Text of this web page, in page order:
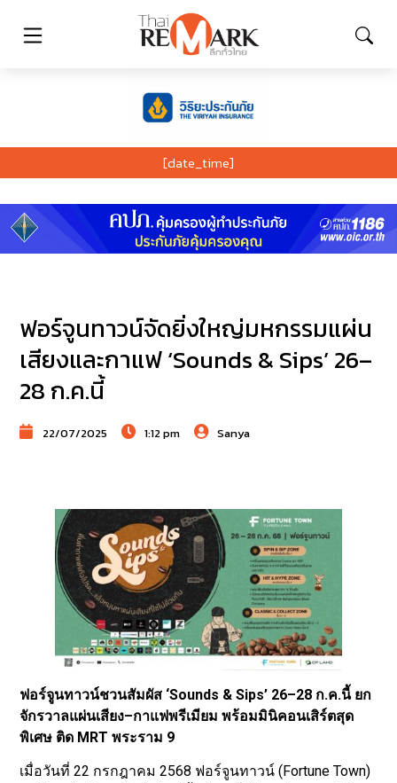
[date_time]
ฟอร์จูนทาวน์จัดยิ่งใหญ่มหกรรมแผ่น
เสียงและกาแฟ ‘Sounds & Sips’ 26–
28 ก.ค.นี้
22/07/2025 1:12 pm Sanya
ฟอร์จูนทาวน์ชวนสัมผัส ‘Sounds & Sips’ 26–28 ก.ค.นี้ ยก
จักรวาลแผ่นเสียง–กาแฟพรีเมียม พร้อมมินิคอนเสิร์ตสุด
พิเศษ ติด MRT พระราม 9
เมื่อวันที่ 22 กรกฎาคม 2568 ฟอร์จูนทาวน์ (Fortune Town)